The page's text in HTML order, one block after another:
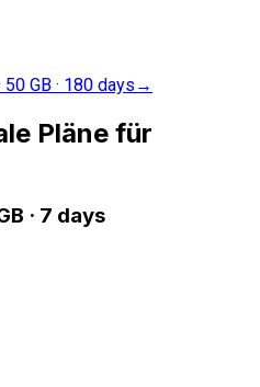
50 GB · 180 days →
Pläne für
· 7 days